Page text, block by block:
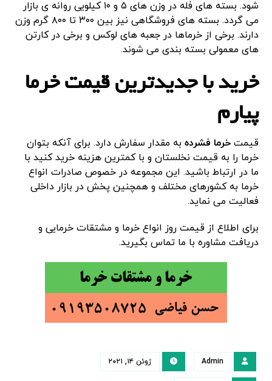
شود. بسته های فله در وزن های ۵ و ۱۰ کیلویی روانه ی بازار
می گردد. بسته های فروشگاهی نیز بین ۳۰۰ تا ۸۰۰ گرم وزن
دارند. برخی از خرماها در جعبه های لوکس و برخی در کارتن
های معمولی بسته بندی می شوند.
خرید با جدیدترین قیمت خرما
پیارم
قیمتخرما فشرده به مقدار سفارش دارد. برای آنکه بتوان
خرما را به قیمت نخلستان و با کمترین هزینه خرید کنید با
ما در ارتباط باشید. این مجموعه در خصوص صادرات انواع
خرما به کشورهای مختلف و همچنین پخش در بازار داخلی
فعالیت می نماید.
برای اطلاع از قیمت روز انواع خرما و مشتقات خرمایی و
دریافت مشاوره با ما تماس بگیرید.
Admin ژوئن ۱۴, ۲۰۲۱